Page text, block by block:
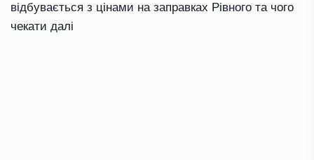
відбувається з цінами на заправках Рівного та чого
чекати далі